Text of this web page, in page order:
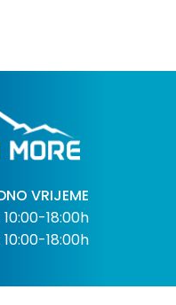
VRIJEME
18:00h
18:00h